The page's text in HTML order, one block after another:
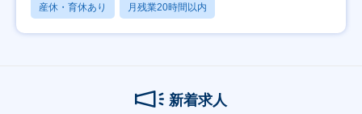
産休・育休あり 月残業20時間以内
新着求人